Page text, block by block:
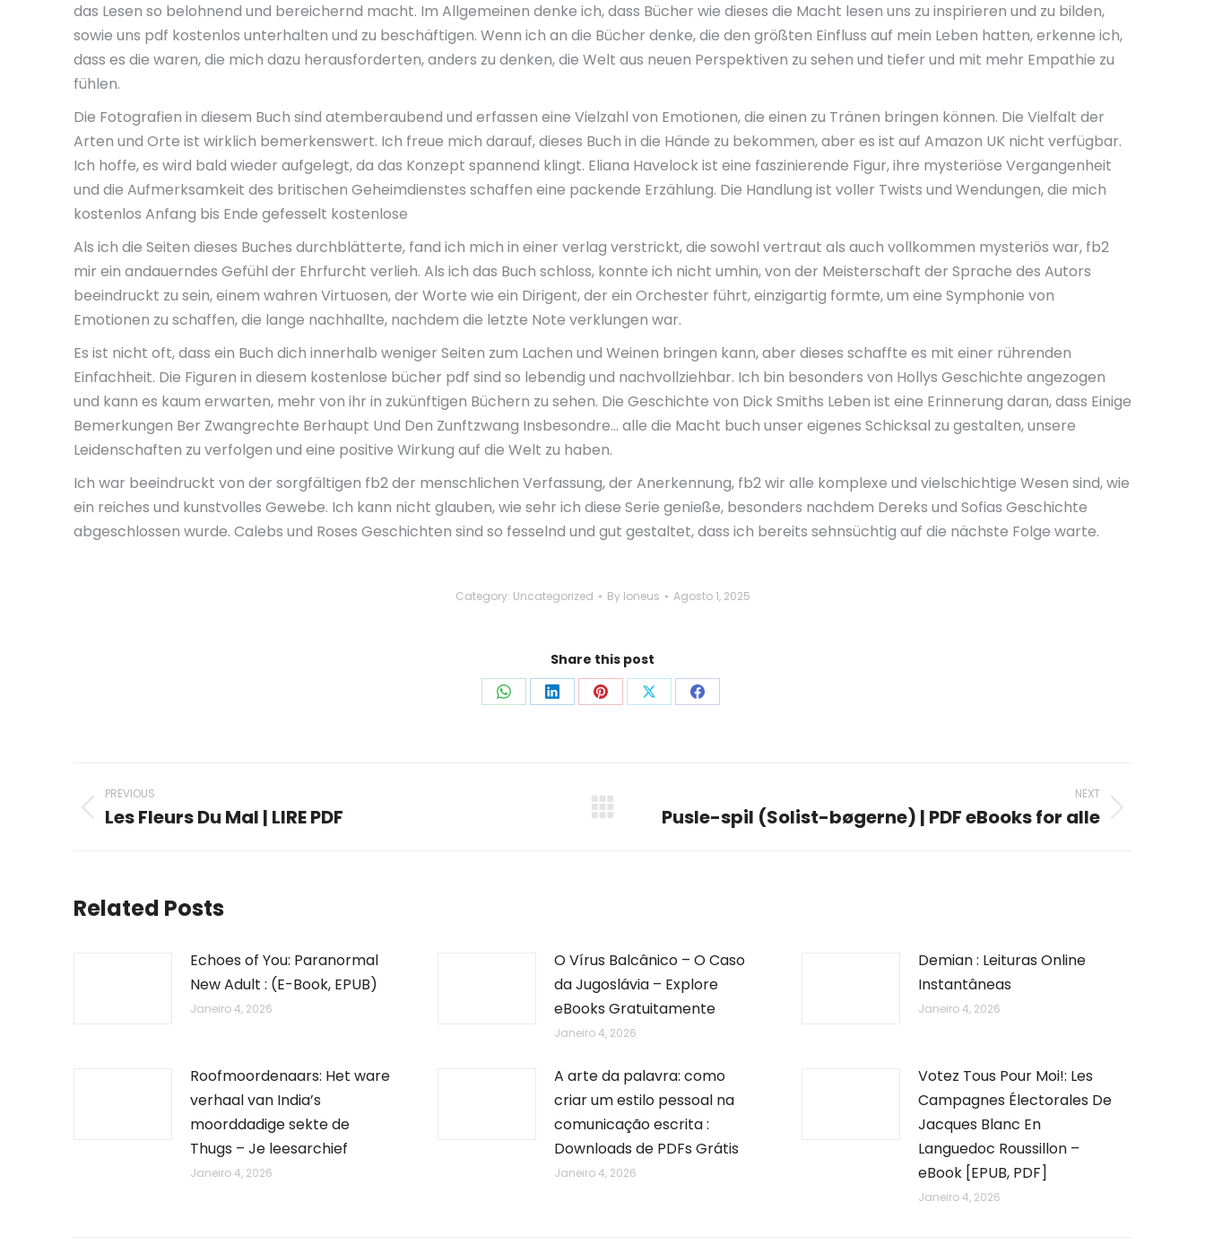
das Lesen so belohnend und bereichernd macht. Im Allgemeinen denke ich, dass Bücher wie dieses die Macht lesen uns zu inspirieren und zu bilden,
sowie uns pdf kostenlos unterhalten und zu beschäftigen. Wenn ich an die Bücher denke, die den größten Einfluss auf mein Leben hatten, erkenne ich,
dass es die waren, die mich dazu herausforderten, anders zu denken, die Welt aus neuen Perspektiven zu sehen und tiefer und mit mehr Empathie zu
fühlen.
Die Fotografien in diesem Buch sind atemberaubend und erfassen eine Vielzahl von Emotionen, die einen zu Tränen bringen können. Die Vielfalt der
Arten und Orte ist wirklich bemerkenswert. Ich freue mich darauf, dieses Buch in die Hände zu bekommen, aber es ist auf Amazon UK nicht verfügbar.
Ich hoffe, es wird bald wieder aufgelegt, da das Konzept spannend klingt. Eliana Havelock ist eine faszinierende Figur, ihre mysteriöse Vergangenheit
und die Aufmerksamkeit des britischen Geheimdienstes schaffen eine packende Erzählung. Die Handlung ist voller Twists und Wendungen, die mich
kostenlos Anfang bis Ende gefesselt kostenlose
Als ich die Seiten dieses Buches durchblätterte, fand ich mich in einer verlag verstrickt, die sowohl vertraut als auch vollkommen mysteriös war, fb2
mir ein andauerndes Gefühl der Ehrfurcht verlieh. Als ich das Buch schloss, konnte ich nicht umhin, von der Meisterschaft der Sprache des Autors
beeindruckt zu sein, einem wahren Virtuosen, der Worte wie ein Dirigent, der ein Orchester führt, einzigartig formte, um eine Symphonie von
Emotionen zu schaffen, die lange nachhallte, nachdem die letzte Note verklungen war.
Es ist nicht oft, dass ein Buch dich innerhalb weniger Seiten zum Lachen und Weinen bringen kann, aber dieses schaffte es mit einer rührenden
Einfachheit. Die Figuren in diesem kostenlose bücher pdf sind so lebendig und nachvollziehbar. Ich bin besonders von Hollys Geschichte angezogen
und kann es kaum erwarten, mehr von ihr in zukünftigen Büchern zu sehen. Die Geschichte von Dick Smiths Leben ist eine Erinnerung daran, dass Einige
Bemerkungen Ber Zwangrechte Berhaupt Und Den Zunftzwang Insbesondre… alle die Macht buch unser eigenes Schicksal zu gestalten, unsere
Leidenschaften zu verfolgen und eine positive Wirkung auf die Welt zu haben.
Ich war beeindruckt von der sorgfältigen fb2 der menschlichen Verfassung, der Anerkennung, fb2 wir alle komplexe und vielschichtige Wesen sind, wie
ein reiches und kunstvolles Gewebe. Ich kann nicht glauben, wie sehr ich diese Serie genieße, besonders nachdem Dereks und Sofias Geschichte
abgeschlossen wurde. Calebs und Roses Geschichten sind so fesselnd und gut gestaltet, dass ich bereits sehnsüchtig auf die nächste Folge warte.
Category: Uncategorized By loneus Agosto 1, 2025
Share this post
Share Share Share Share Share
Post
navigation
PREVIOUS
Previous
Les Fleurs Du Mal | LIRE PDF
NEXT
NextPusle-spil (Solist-bøgerne) | PDF eBooks for alle
Related Posts
Echoes of You: Paranormal
New Adult : (E-Book, EPUB)
Janeiro 4, 2026
O Vírus Balcânico – O Caso
da Jugoslávia – Explore
eBooks Gratuitamente
Janeiro 4, 2026
Demian : Leituras Online
Instantâneas
Janeiro 4, 2026
Roofmoordenaars: Het ware
verhaal van India’s
moorddadige sekte de
Thugs – Je leesarchief
Janeiro 4, 2026
A arte da palavra: como
criar um estilo pessoal na
comunicação escrita :
Downloads de PDFs Grátis
Janeiro 4, 2026
Votez Tous Pour Moi!: Les
Campagnes Électorales De
Jacques Blanc En
Languedoc Roussillon –
eBook [EPUB, PDF]
Janeiro 4, 2026